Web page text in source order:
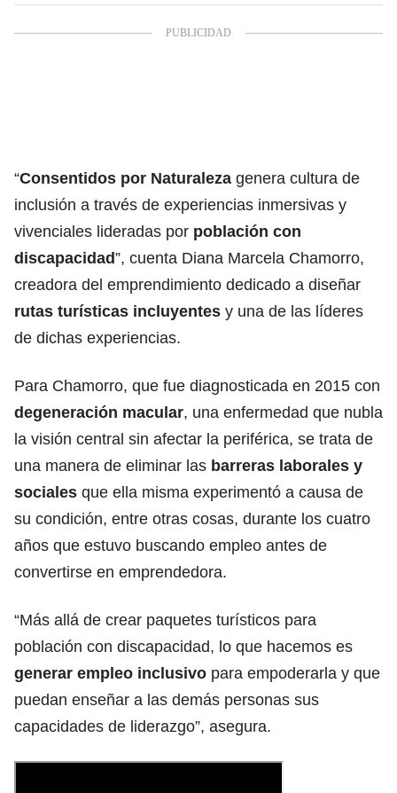
“Consentidos por Naturaleza genera cultura de
inclusión a través de experiencias inmersivas y
vivenciales lideradas por población con
discapacidad”, cuenta Diana Marcela Chamorro,
creadora del emprendimiento dedicado a diseñar
rutas turísticas incluyentes y una de las líderes
de dichas experiencias.
Para Chamorro, que fue diagnosticada en 2015 con
degeneración macular, una enfermedad que nubla
la visión central sin afectar la periférica, se trata de
una manera de eliminar las barreras laborales y
sociales que ella misma experimentó a causa de
su condición, entre otras cosas, durante los cuatro
años que estuvo buscando empleo antes de
convertirse en emprendedora.
“Más allá de crear paquetes turísticos para
población con discapacidad, lo que hacemos es
generar empleo inclusivo para empoderarla y que
puedan enseñar a las demás personas sus
capacidades de liderazgo”, asegura.